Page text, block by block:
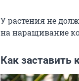
У растения не
на наращивание
Как заставить